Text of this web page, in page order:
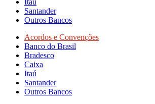
Itaú
Santander
Outros Bancos
Acordos e Convenções
Banco do Brasil
Bradesco
Caixa
Itaú
Santander
Outros Bancos